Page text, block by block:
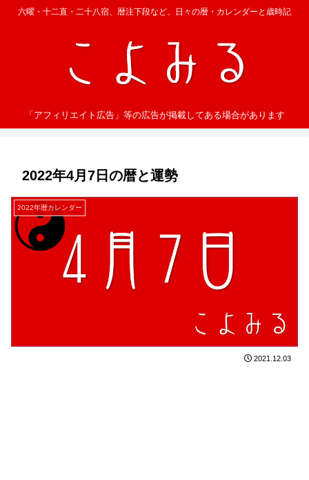
六曜・十二直・二十八宿、暦注下段など、日々の暦・カレンダーと歳時記
「アフィリエイト広告」等の広告が掲載してある場合があります
2022年4月7日の暦と運勢
2022年暦カレンダー
2021.12.03